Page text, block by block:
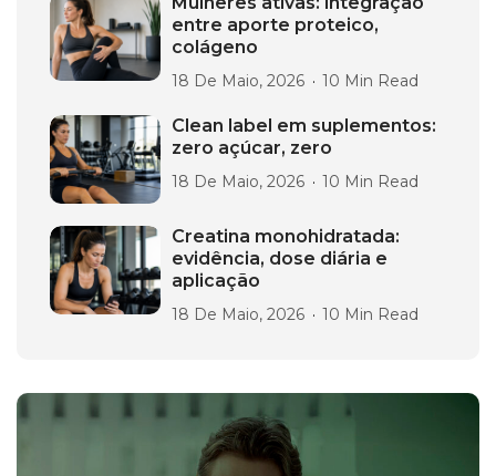
entre aporte proteico,
colágeno
18 De Maio, 2026 10 Min Read
Clean label em suplementos:
zero açúcar, zero
18 De Maio, 2026 10 Min Read
Creatina monohidratada:
evidência, dose diária e
aplicação
18 De Maio, 2026 10 Min Read